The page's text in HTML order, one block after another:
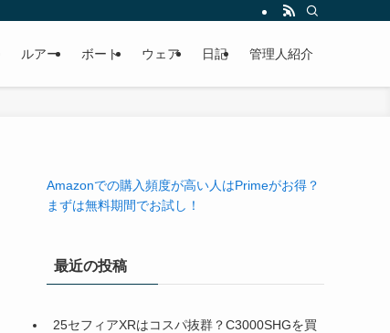
ルアー ボート ウェア 日記 管理人紹介
Amazonでの購入頻度が高い人はPrimeがお得？
まずは無料期間でお試し！
最近の投稿
25セフィアXRはコスパ抜群？C3000SHGを買